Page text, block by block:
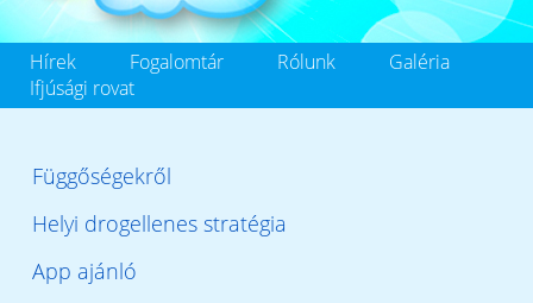
Hírek Fogalomtár Rólunk
Galéria
Ifjúsági rovat
Függőségekről
Helyi drogellenes stratégia
App ajánló